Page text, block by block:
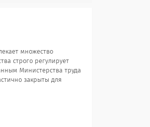
множество
строго регулирует
Министерства труда
закрыты для